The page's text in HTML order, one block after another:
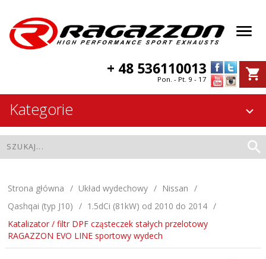
+ 48 536110013
Pon. - Pt. 9 - 17
Kategorie
Strona główna Układ wydechowy
Nissan
Qashqai (typ J10)
1.5dCi (81kW) od 2010 do 2014
Katalizator / filtr DPF cząsteczek stałych przelotowy
RAGAZZON EVO LINE sportowy wydech